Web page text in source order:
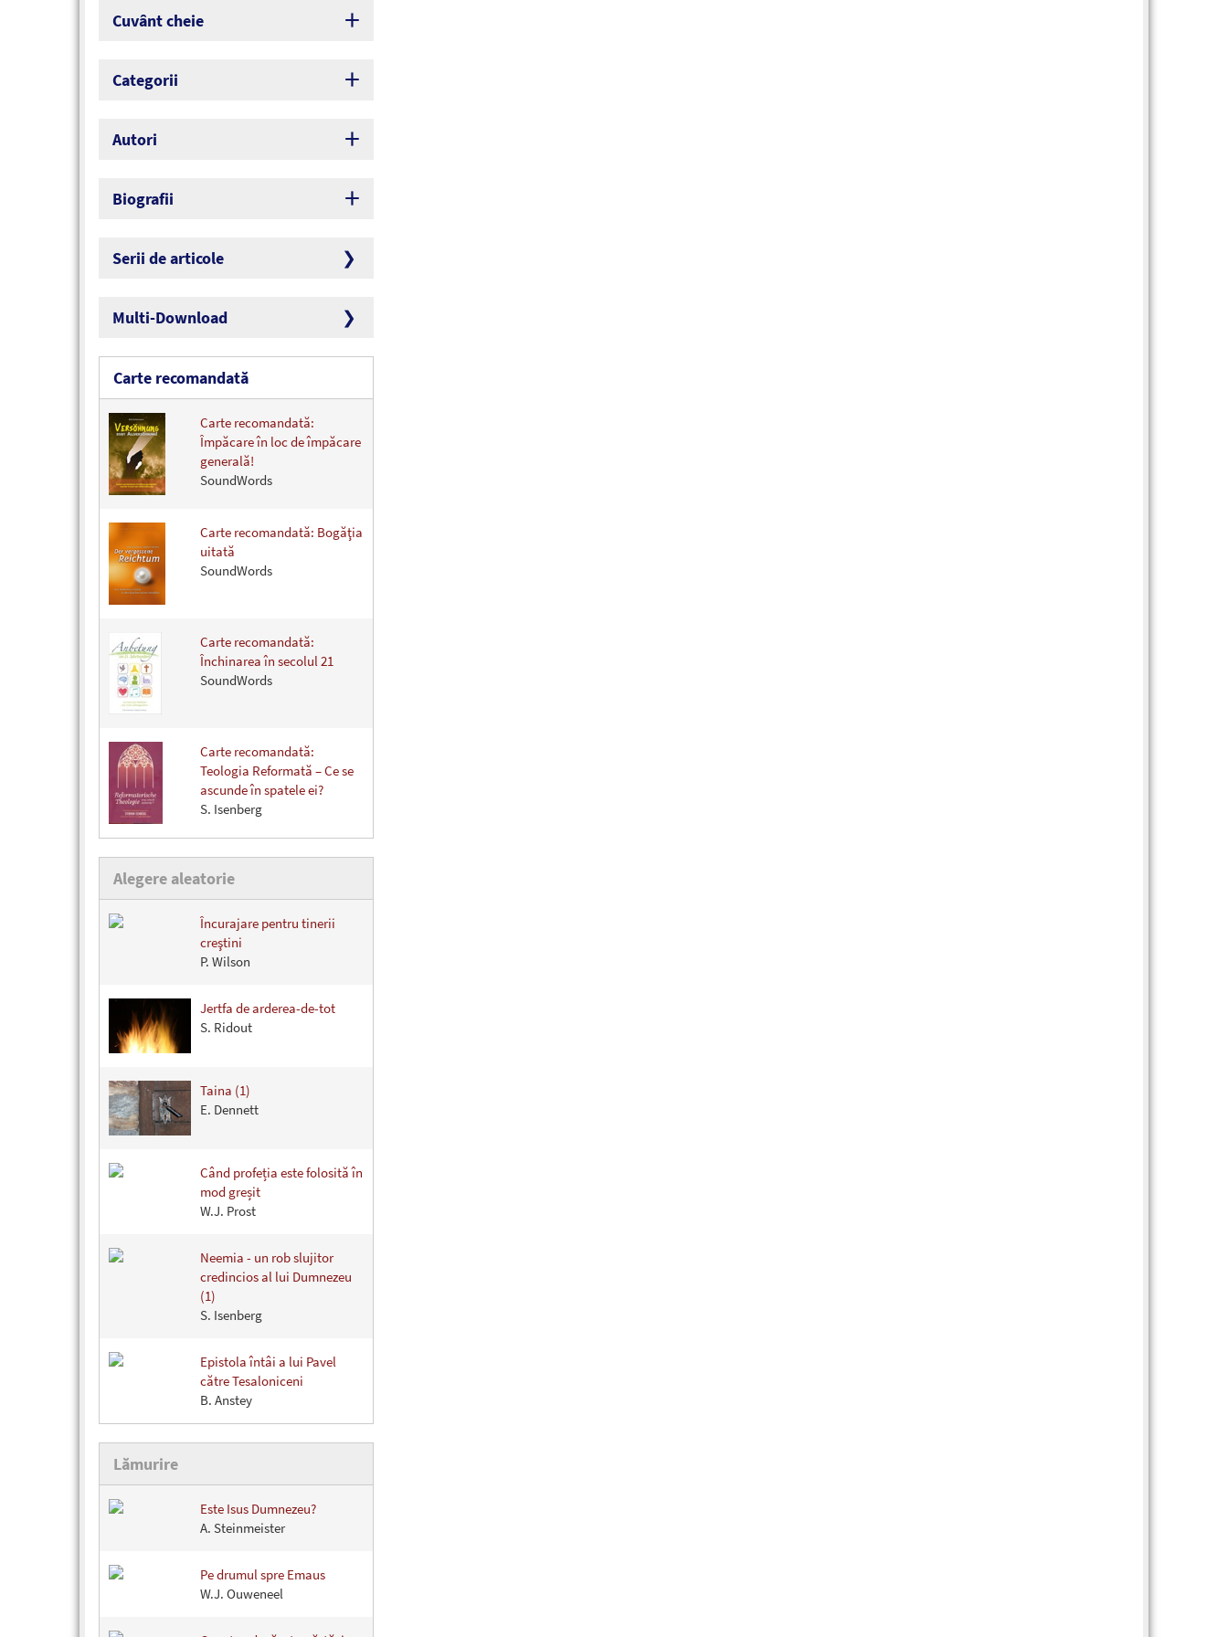
Cuvânt cheie
Categorii
Autori
Biografii
Serii de articole
Multi-Download
Carte recomandată
Carte recomandată:
Împăcare în loc de împăcare
generală!
SoundWords
Carte recomandată: Bogăţia
uitată
SoundWords
Carte recomandată:
Închinarea în secolul 21
SoundWords
Carte recomandată:
Teologia Reformată – Ce se
ascunde în spatele ei?
S. Isenberg
Alegere aleatorie
Încurajare pentru tinerii
creştini
P. Wilson
Jertfa de arderea-de-tot
S. Ridout
Taina (1)
E. Dennett
Când profeția este folosită în
mod greșit
W.J. Prost
Neemia - un rob slujitor
credincios al lui Dumnezeu
(1)
S. Isenberg
Epistola întâi a lui Pavel
către Tesaloniceni
B. Anstey
Lămurire
Este Isus Dumnezeu?
A. Steinmeister
Pe drumul spre Emaus
W.J. Ouweneel